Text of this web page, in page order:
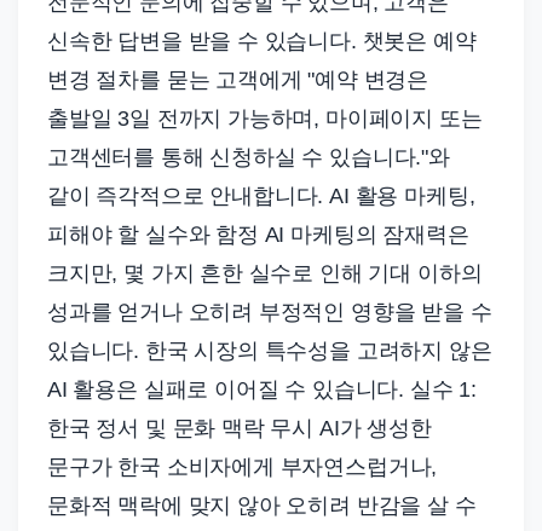
신속한 답변을 받을 수 있습니다. 챗봇은 예약
변경 절차를 묻는 고객에게 "예약 변경은
출발일 3일 전까지 가능하며, 마이페이지 또는
고객센터를 통해 신청하실 수 있습니다."와
같이 즉각적으로 안내합니다. AI 활용 마케팅,
피해야 할 실수와 함정 AI 마케팅의 잠재력은
크지만, 몇 가지 흔한 실수로 인해 기대 이하의
성과를 얻거나 오히려 부정적인 영향을 받을 수
있습니다. 한국 시장의 특수성을 고려하지 않은
AI 활용은 실패로 이어질 수 있습니다. 실수 1:
한국 정서 및 문화 맥락 무시 AI가 생성한
문구가 한국 소비자에게 부자연스럽거나,
문화적 맥락에 맞지 않아 오히려 반감을 살 수